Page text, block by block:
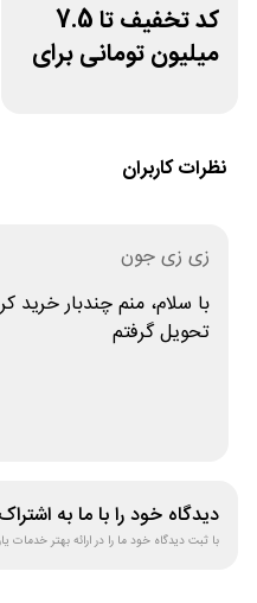
کد تخفیف تا 7.5
میلیون تومانی برای
نظرات کاربران
زی زی جون
با سلام، منم چندبار خرید
تحویل گرفتم
دیدگاه خود را با ما به
با ثبت دیدگاه خود ما را در ارائه بهتر خدمات